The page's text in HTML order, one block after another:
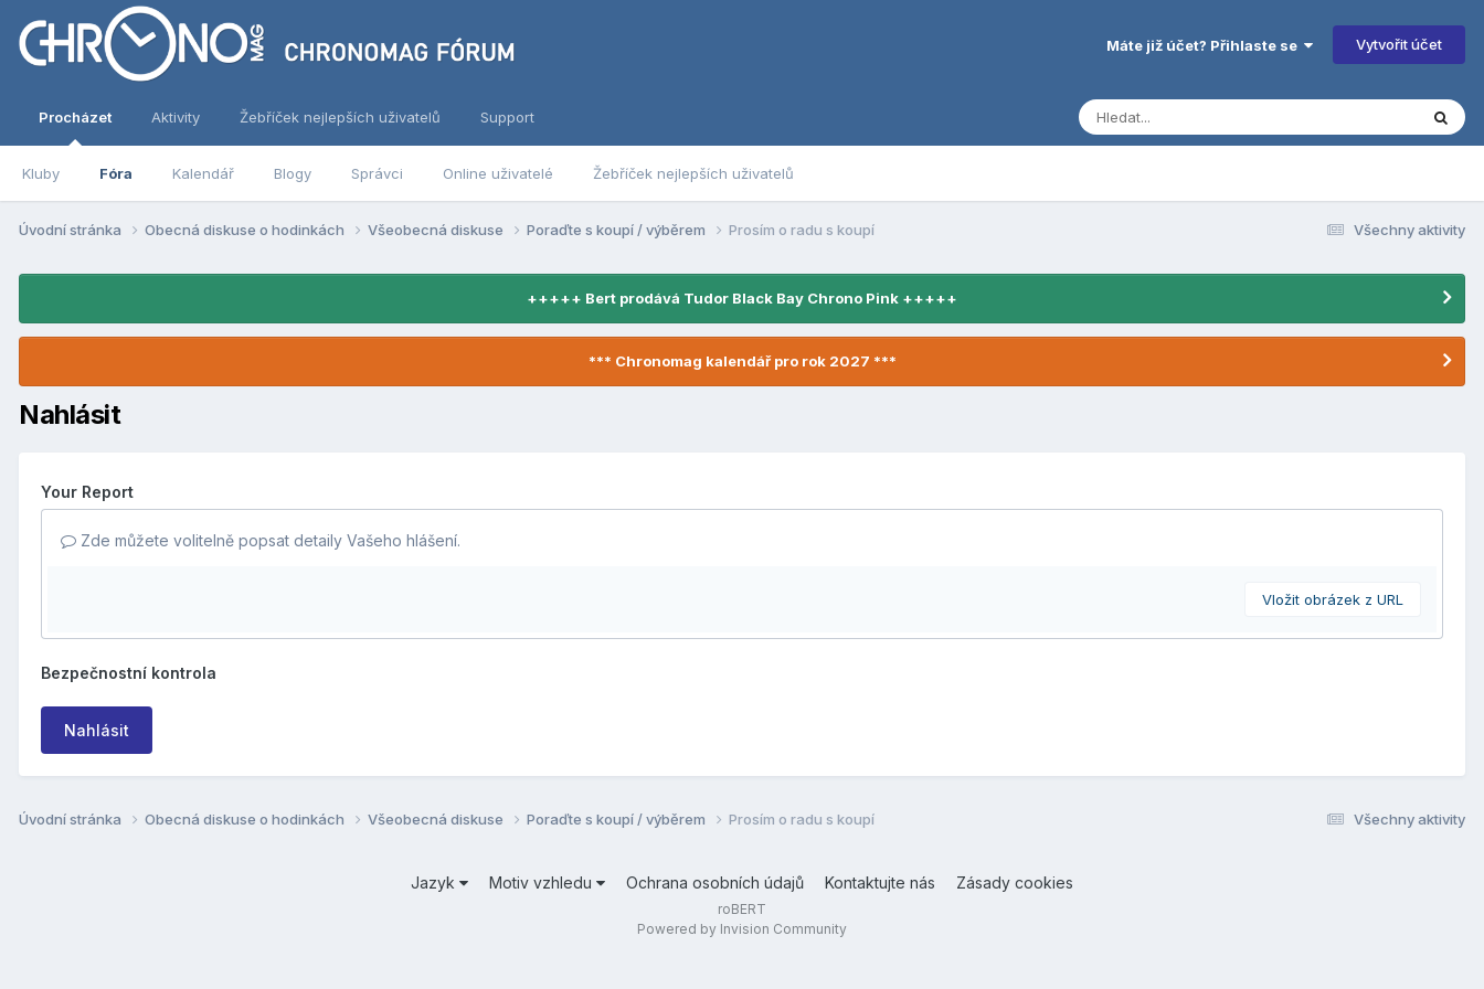
Máte již účet? Přihlaste se Vytvořit účet
Procházet
Kluby Fóra Kalendář Blogy Správci Online uživatelé Žebříček nejlepších uživatelů
Aktivity Žebříček nejlepších uživatelů Support
Všechny aktivity
Úvodní stránka Obecná diskuse o hodinkách Všeobecná diskuse Poraďte s koupí / výběrem Prosím o radu s koupí
+++++ Bert prodává Tudor Black Bay Chrono Pink +++++
*** Chronomag kalendář pro rok 2027 ***
Nahlásit
Your Report
Zde můžete volitelně popsat detaily Vašeho hlášení.
Vložit obrázek z URL
Bezpečnostní kontrola
Nahlásit
Všechny aktivity
Úvodní stránka Obecná diskuse o hodinkách Všeobecná diskuse Poraďte s koupí / výběrem Prosím o radu s koupí
Jazyk Motiv vzhledu Ochrana osobních údajů Kontaktujte nás Zásady cookies
roBERT
Powered by Invision Community